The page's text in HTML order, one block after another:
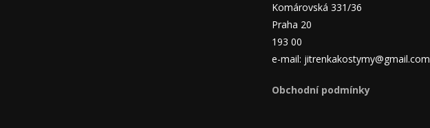
Komárovská 331/36
Praha 20
193 00
e-mail: jitrenkakostymy@gmail.com
Obchodní podmínky